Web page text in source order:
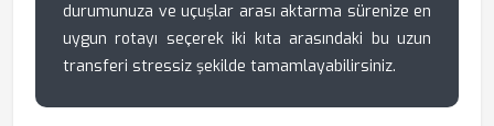
durumunuza ve uçuşlar arası aktarma sürenize en
uygun rotayı seçerek iki kıta arasındaki bu uzun
transferi stressiz şekilde tamamlayabilirsiniz.